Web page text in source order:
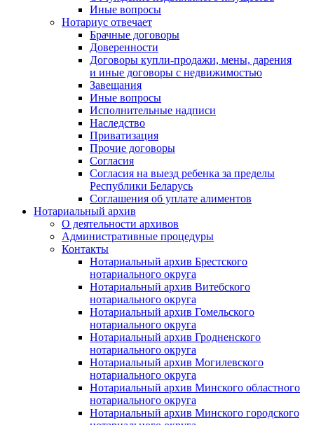
Иные вопросы
Нотариус отвечает
Брачные договоры
Доверенности
Договоры купли-продажи, мены, дарения
и иные договоры с недвижимостью
Завещания
Иные вопросы
Исполнительные надписи
Наследство
Приватизация
Прочие договоры
Согласия
Согласия на выезд ребенка за пределы
Республики Беларусь
Соглашения об уплате алиментов
Нотариальный архив
О деятельности архивов
Административные процедуры
Контакты
Нотариальный архив Брестского
нотариального округа
Нотариальный архив Витебского
нотариального округа
Нотариальный архив Гомельского
нотариального округа
Нотариальный архив Гродненского
нотариального округа
Нотариальный архив Могилевского
нотариального округа
Нотариальный архив Минского областного
нотариального округа
Нотариальный архив Минского городского